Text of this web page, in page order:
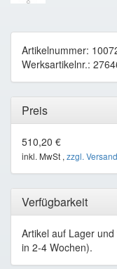
Artikelnummer:
Werksartikelnr.:
Preis
510,20 €
inkl. MwSt , zzgl. Versand
Verfügbarkeit
Artikel auf Lager
in 2-4 Wochen).